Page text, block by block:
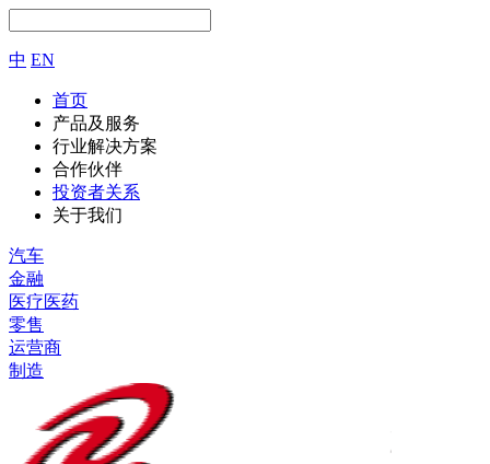
中 EN
首页
产品及服务
行业解决方案
合作伙伴
投资者关系
关于我们
汽车
金融
医疗医药
零售
运营商
制造